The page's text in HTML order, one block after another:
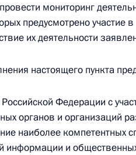
или дата принятия
pravo.gov.ru
мониторинг
предусмотрено участие
их деятельности
настоящего пункта
Федерации с
органов и организаций
наиболее компетентных
информации и